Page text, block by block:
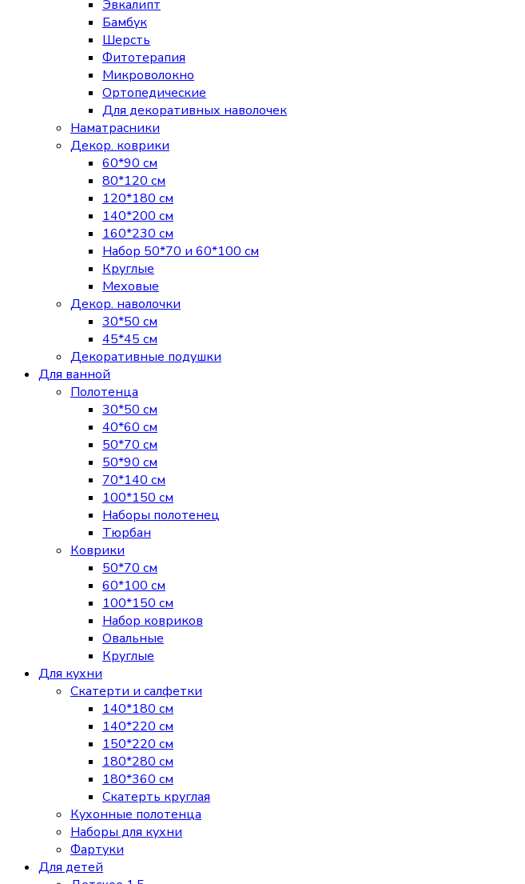
Эвкалипт
Бамбук
Шерсть
Фитотерапия
Микроволокно
Ортопедические
Для декоративных наволочек
Наматрасники
Декор. коврики
60*90 см
80*120 см
120*180 см
140*200 см
160*230 см
Набор 50*70 и 60*100 см
Круглые
Меховые
Декор. наволочки
30*50 см
45*45 см
Декоративные подушки
Для ванной
Полотенца
30*50 см
40*60 см
50*70 см
50*90 см
70*140 см
100*150 см
Наборы полотенец
Тюрбан
Коврики
50*70 см
60*100 см
100*150 см
Набор ковриков
Овальные
Круглые
Для кухни
Скатерти и салфетки
140*180 см
140*220 см
150*220 см
180*280 см
180*360 см
Скатерть круглая
Кухонные полотенца
Наборы для кухни
Фартуки
Для детей